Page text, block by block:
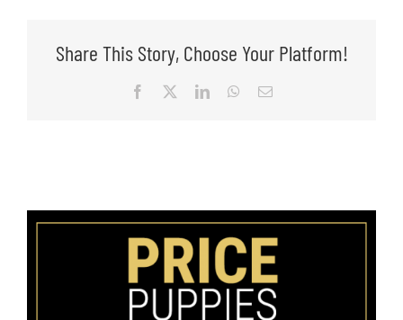
Share This Story, Choose Your Platform!
Facebook LinkedInWhatsApp
Email